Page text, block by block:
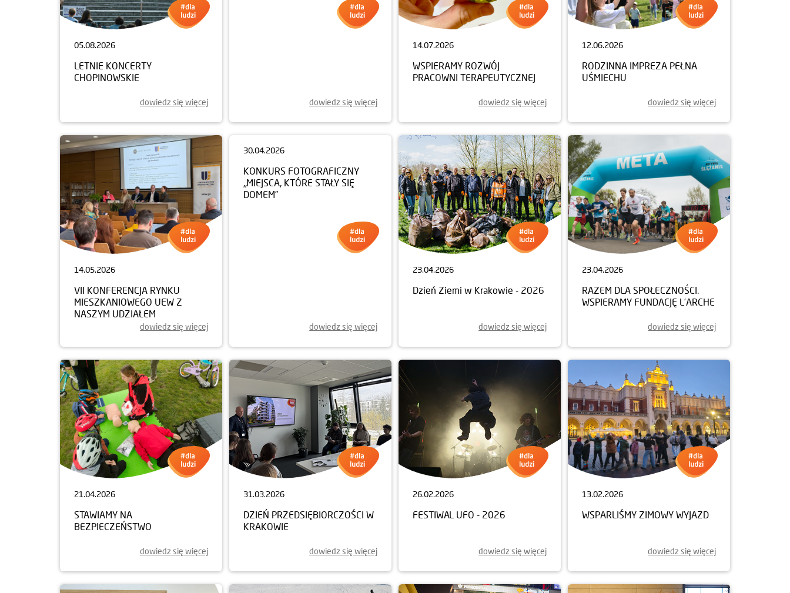
05.08.2026
LETNIE KONCERTY
CHOPINOWSKIE
dowiedz się więcej dowiedz się więcej
14.07.2026
WSPIERAMY ROZWÓJ
PRACOWNI TERAPEUTYCZNEJ
dowiedz się więcej
12.06.2026
RODZINNA IMPREZA PEŁNA
UŚMIECHU
dowiedz się więcej
14.05.2026
VII KONFERENCJA RYNKU
MIESZKANIOWEGO UEW Z
NASZYM UDZIAŁEM
dowiedz się więcej dowiedz się więcej
23.04.2026
Dzień Ziemi w Krakowie - 2026
dowiedz się więcej
23.04.2026
RAZEM DLA SPOŁECZNOŚCI.
WSPIERAMY FUNDACJĘ L’ARCHE
dowiedz się więcej
21.04.2026
STAWIAMY NA
BEZPIECZEŃSTWO
dowiedz się więcej
31.03.2026
DZIEŃ PRZEDSIĘBIORCZOŚCI W
KRAKOWIE
dowiedz się więcej
26.02.2026
FESTIWAL UFO - 2026
dowiedz się więcej
13.02.2026
WSPARLIŚMY ZIMOWY WYJAZD
dowiedz się więcej